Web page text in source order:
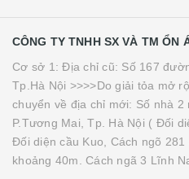
CÔNG TY TNHH SX VÀ TM ỔN
Cơ sở 1: Địa chỉ cũ: Số 167
Tp.Hà Nội >>>>Do giải tỏa mở
chuyển về địa chỉ mới: Số nhà 2
P.Tương Mai, Tp. Hà Nội ( Đối
Đối diện cầu Kuo, Cách ngõ
khoảng 40m. Cách ngã 3 Lĩnh